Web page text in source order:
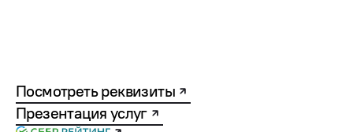
Посмотреть реквизиты
Презентация услуг